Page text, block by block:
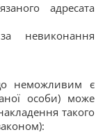
адресата
невиконання
неможливим є
особи) може
такого